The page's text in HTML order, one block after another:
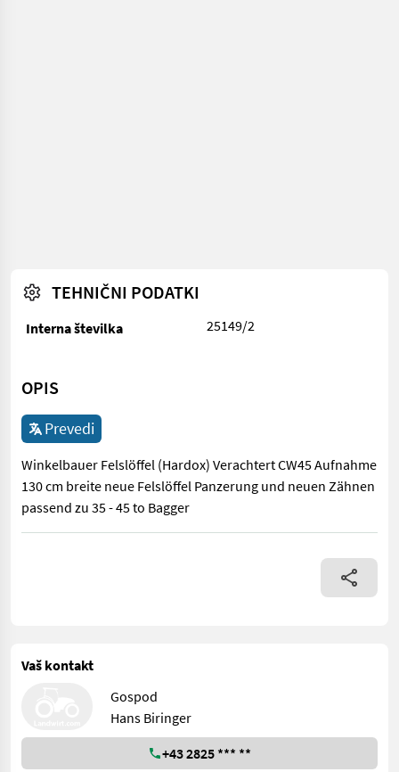
TEHNIČNI PODATKI
Interna številka 25149/2
OPIS
Prevedi
Winkelbauer Felslöffel (Hardox) Verachtert CW45 Aufnahme
130 cm breite neue Felslöffel Panzerung und neuen Zähnen
passend zu 35 - 45 to Bagger
Winkelbauer Felslöffel (Hardox) Verachtert CW45 Aufnahme
Vaš kontakt
Gospod
Hans Biringer
+43 2825 *** **